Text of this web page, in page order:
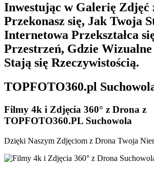
Inwestując w Galerię Zdjęć
Przekonasz się, Jak Twoja
Internetowa Przekształca
Przestrzeń, Gdzie
Stają się Rzeczywistością.
TOPFOTO360.pl
​Filmy 4k i Zdjęcia 360° z Drona z
TOPFOTO360.PL Suchowola
Dzięki Naszym Zdjęciom z Drona Twoja